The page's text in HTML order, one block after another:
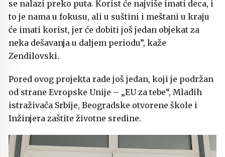
se nalazi preko puta. Korist će najviše imati deca, i
to je nama u fokusu, ali u suštini i meštani u kraju
će imati korist, jer će dobiti još jedan objekat za
neka dešavanja u daljem periodu”, kaže
Zendilovski.
Pored ovog projekta rade još jedan, koji je podržan
od strane Evropske Unije – „EU za tebe“, Mladih
istraživača Srbije, Beogradske otvorene škole i
Inžinjera zaštite životne sredine.